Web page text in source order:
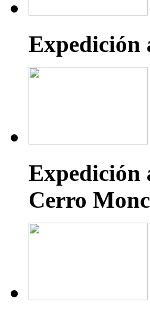
Expedición
Expedición
Cerro